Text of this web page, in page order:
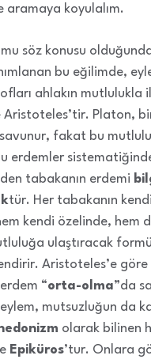
koyulalım.
söz konusu
bu eğilimde,
ahlakın
Platon,
fakat bu
erdemler
tabakanın erdemi
tür. Her tabakanın
kendi özelinde, hem
ulaştıracak
Aristoteles’e göre
“orta-olma”da
eylem, mutsuzluğun da
hedonizm olarak bilinen
Epiküros’tur. Onlara